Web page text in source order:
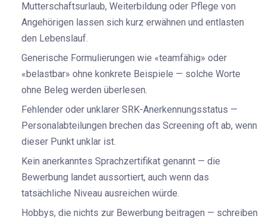
Mutterschaftsurlaub, Weiterbildung oder Pflege von
Angehörigen lassen sich kurz erwähnen und entlasten
den Lebenslauf.
Generische Formulierungen wie «teamfähig» oder
«belastbar» ohne konkrete Beispiele — solche Worte
ohne Beleg werden überlesen.
Fehlender oder unklarer SRK-Anerkennungsstatus —
Personalabteilungen brechen das Screening oft ab, wenn
dieser Punkt unklar ist.
Kein anerkanntes Sprachzertifikat genannt — die
Bewerbung landet aussortiert, auch wenn das
tatsächliche Niveau ausreichen würde.
Hobbys, die nichts zur Bewerbung beitragen — schreiben